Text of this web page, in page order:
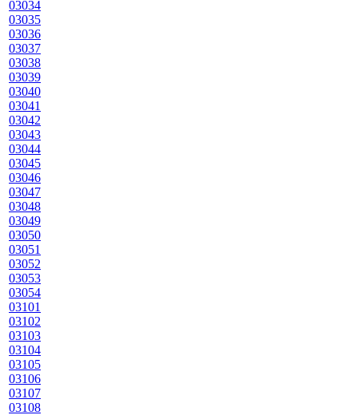
03034
03035
03036
03037
03038
03039
03040
03041
03042
03043
03044
03045
03046
03047
03048
03049
03050
03051
03052
03053
03054
03101
03102
03103
03104
03105
03106
03107
03108